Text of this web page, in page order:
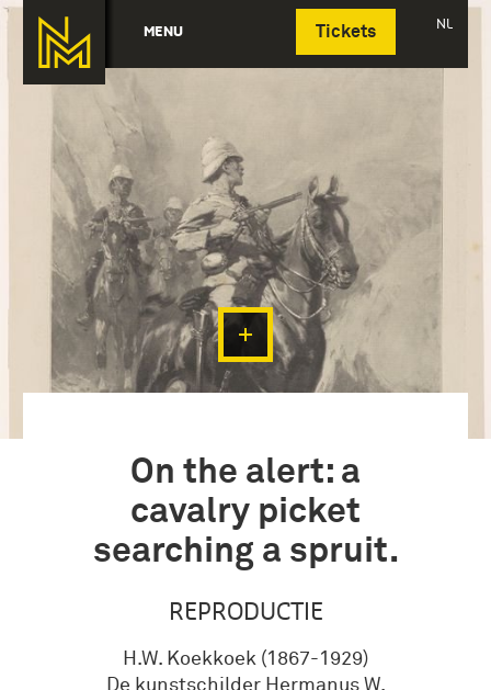
MENU Tickets NL
Deutsch
On the alert: a
cavalry picket
searching a spruit.
REPRODUCTIE
H.W. Koekkoek (1867-1929)
De kunstschilder Hermanus W.